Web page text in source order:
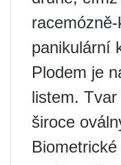
panikulární
Plodem je
listem.
široce